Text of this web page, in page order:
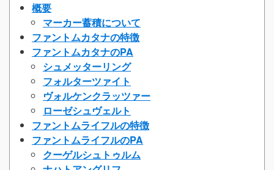
概要
マーカー蓄積について
ファントムカタナの特徴
ファントムカタナのPA
シュメッターリング
フォルターツァイト
ヴォルケンクラッツァー
ローゼシュヴェルト
ファントムライフルの特徴
ファントムライフルのPA
クーゲルシュトゥルム